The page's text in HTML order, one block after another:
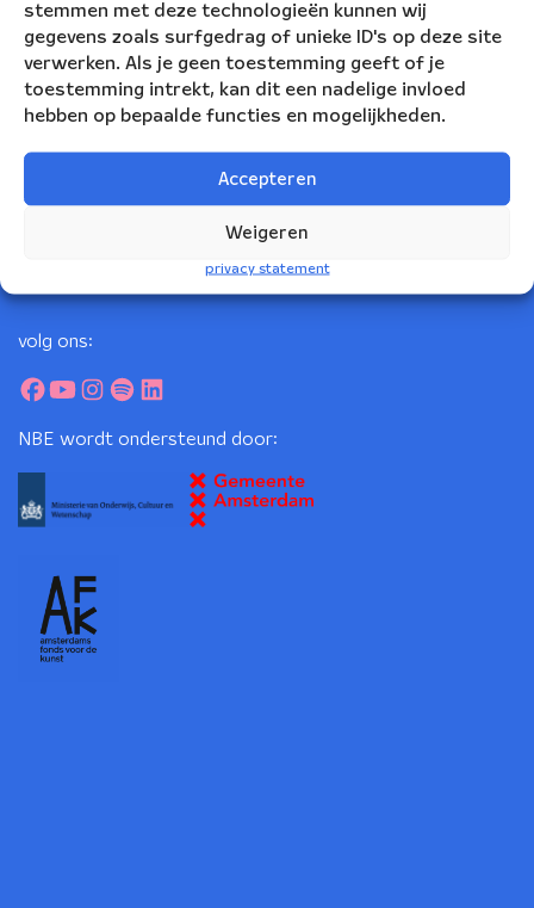
stemmen met deze technologieën kunnen wij
gegevens zoals surfgedrag of unieke ID's op deze site
verwerken. Als je geen toestemming geeft of je
toestemming intrekt, kan dit een nadelige invloed
hebben op bepaalde functies en mogelijkheden.
Accepteren
Weigeren
privacy statement
Nederlands Blazers Ensemble
volg ons:
NBE wordt ondersteund door: